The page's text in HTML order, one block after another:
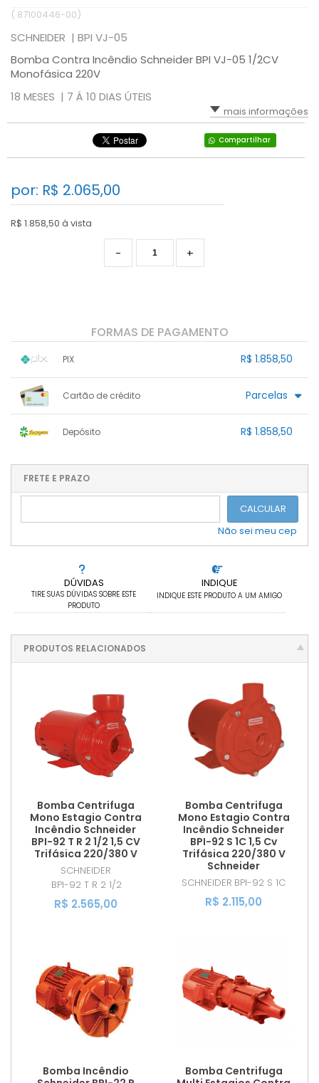
( 87100446-00)
SCHNEIDER | BPI VJ-05
Bomba Contra Incêndio Schneider BPI VJ-05 1/2CV
Monofásica 220V
18 MESES | 7 Á 10 DIAS ÚTEIS
mais informações
Compartilhar
DÚVIDAS
TIRE SUAS DÚVIDAS SOBRE ESTE
PRODUTO
INDIQUE
INDIQUE ESTE PRODUTO A UM AMIGO
por: R$ 2.065,00
R$ 1.858,50 à vista
+
-
FORMAS DE PAGAMENTO
PIX R$ 1.858,50
.
Cartão de crédito Parcelas
....
Depósito R$ 1.858,50
...
...
FRETE E PRAZO
CALCULAR
Não sei meu cep
PRODUTOS RELACIONADOS
Bomba Centrifuga
Mono Estagio Contra
Incêndio Schneider
BPI-92 T R 2 1/2 1,5 CV
Trifásica 220/380 V
SCHNEIDER
BPI-92 T R 2 1/2
R$ 2.565,00
Bomba Centrifuga
Mono Estagio Contra
Incêndio Schneider
BPI-92 S 1C 1,5 Cv
Trifásica 220/380 V
Schneider
SCHNEIDER BPI-92 S 1C
R$ 2.115,00
Bomba Incêndio
Bomba Centrifuga